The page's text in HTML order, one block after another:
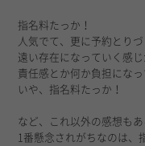
指名料たっか！
人気でて、更に予約とりづ
遠い存在になっていく感じ
責任感とか何か負担になっ
いや、指名料たっか！
など、これ以外の感想も
1番懸念されがちなのは、